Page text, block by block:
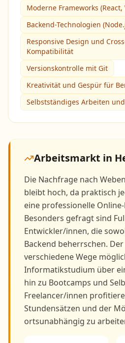
Moderne Frameworks
Backend-Technologien
Responsive Design und
Kompatibilität
Versionskontrolle mit Git
Kreativität und Gespür für
Selbstständiges Arbeiten
Arbeitsmarkt in
Die Nachfrage nach
bleibt hoch, da praktisch
eine professionelle
Besonders gefragt sind
Entwickler/innen, die
Backend beherrschen.
verschiedene Wege
Informatikstudium über
hin zu Bootcamps und
Freelancer/innen
Stundensätzen und der
ortsunabhängig zu